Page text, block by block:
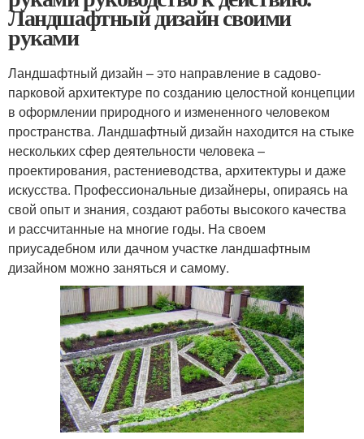
Ландшафтный дизайн своими
руками
Ландшафтный дизайн – это направление в садово-
парковой архитектуре по созданию целостной концепции
в оформлении природного и измененного человеком
пространства. Ландшафтный дизайн находится на стыке
нескольких сфер деятельности человека –
проектирования, растениеводства, архитектуры и даже
искусства. Профессиональные дизайнеры, опираясь на
свой опыт и знания, создают работы высокого качества
и рассчитанные на многие годы. На своем
приусадебном или дачном участке ландшафтным
дизайном можно заняться и самому.